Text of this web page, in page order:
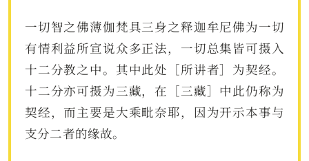
一切智之佛薄伽梵具三身之释迦牟尼佛为一切
有情利益所宣说众多正法，一切总集皆可摄入
十二分教之中。其中此处［所讲者］为契经。
十二分亦可摄为三藏，在［三藏］中此仍称为
契经，而主要是大乘毗奈耶，因为开示本事与
支分二者的缘故。